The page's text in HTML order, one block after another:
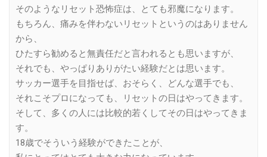
そのようなリセット恐怖症は、とても邪魔になります。
もちろん、痛みを伴わないリセットというのはありません
から、
ひたすら勧めると無責任だと言われるとも思いますが、
それでも、やっぱりありがたい経験だとは思います。
サッカー選手を目指せば、おそらく、どんな選手でも、
それこそプロになっても、リセットの日はやってきます。
そして、多くの人には比較的若くしてその日はやってきま
す。
18歳でそういう経験ができたことが、